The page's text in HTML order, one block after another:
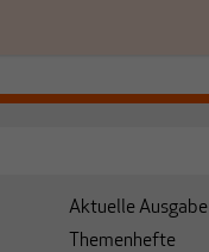
Aktuelle Ausgabe
Themenhefte